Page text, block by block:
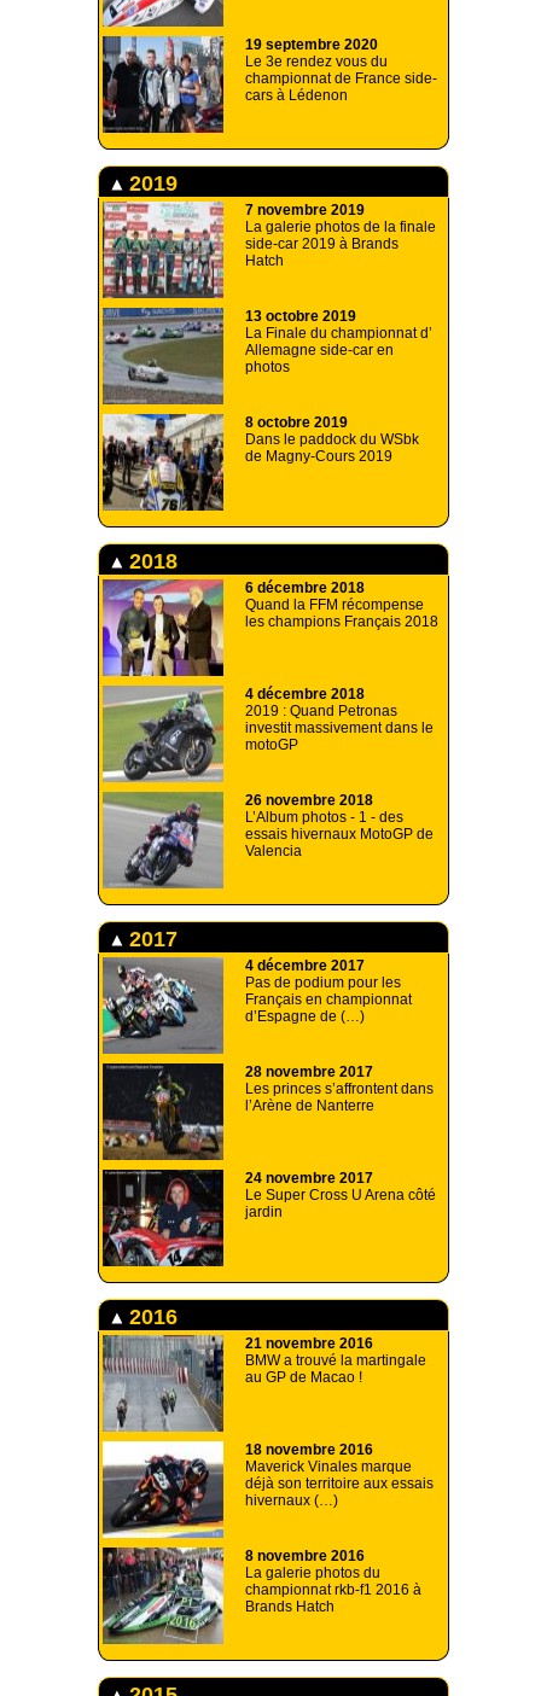
19 septembre 2020
Le 3e rendez vous du
championnat de France side-
cars à Lédenon
2019
7 novembre 2019
La galerie photos de la finale
side-car 2019 à Brands
Hatch
13 octobre 2019
La Finale du championnat d’
Allemagne side-car en
photos
8 octobre 2019
Dans le paddock du WSbk
de Magny-Cours 2019
2018
6 décembre 2018
Quand la FFM récompense
les champions Français 2018
4 décembre 2018
2019 : Quand Petronas
investit massivement dans le
motoGP
26 novembre 2018
L’Album photos - 1 - des
essais hivernaux MotoGP de
Valencia
2017
4 décembre 2017
Pas de podium pour les
Français en championnat
d’Espagne de (…)
28 novembre 2017
Les princes s’affrontent dans
l’Arène de Nanterre
24 novembre 2017
Le Super Cross U Arena côté
jardin
2016
21 novembre 2016
BMW a trouvé la martingale
au GP de Macao !
18 novembre 2016
Maverick Vinales marque
déjà son territoire aux essais
hivernaux (…)
8 novembre 2016
La galerie photos du
championnat rkb-f1 2016 à
Brands Hatch